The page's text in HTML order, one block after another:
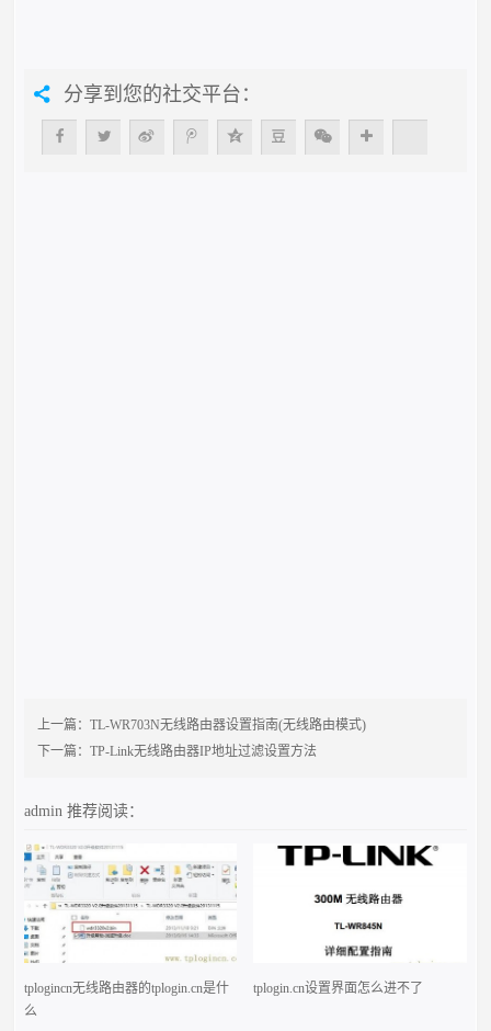
分享到您的社交平台：
上一篇：TL-WR703N无线路由器设置指南(无线路由模式)
下一篇：TP-Link无线路由器IP地址过滤设置方法
admin推荐阅读：
tplogincn无线路由器的tplogin.cn是什
么
tplogin.cn设置界面怎么进不了